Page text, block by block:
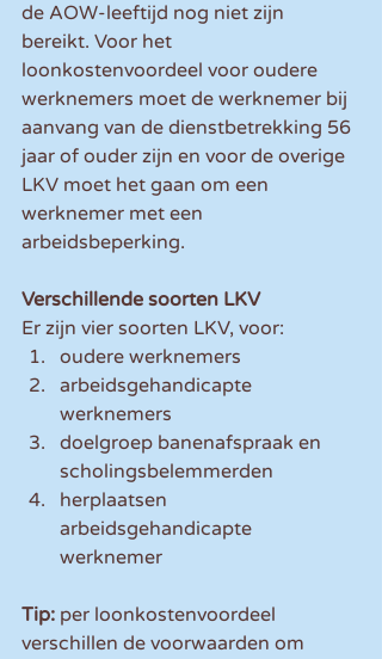
de AOW-leeftijd nog niet zijn
bereikt. Voor het
loonkostenvoordeel voor oudere
werknemers moet de werknemer bij
aanvang van de dienstbetrekking 56
jaar of ouder zijn en voor de overige
LKV moet het gaan om een
werknemer met een
arbeidsbeperking.
Verschillende soorten LKV
Er zijn vier soorten LKV, voor:
oudere werknemers
arbeidsgehandicapte
werknemers
doelgroep banenafspraak en
scholingsbelemmerden
herplaatsen
arbeidsgehandicapte
werknemer
Tip: per loonkostenvoordeel
verschillen de voorwaarden om